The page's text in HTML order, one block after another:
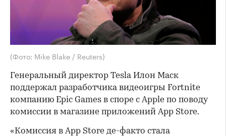
(Фото: Mike Blake / Reuters)
Генеральный директор Tesla Илон Маск
поддержал разработчика видеоигры Fortnite
компанию Epic Games в споре с Apple по поводу
комиссии в магазине приложений App Store.
«Комиссия в App Store де-факто стала